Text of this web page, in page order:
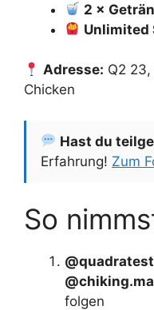
2 ×
Unlimited
Adresse: Q2
Chicken
Hast du
Erfahrung! Zum
So
folgen